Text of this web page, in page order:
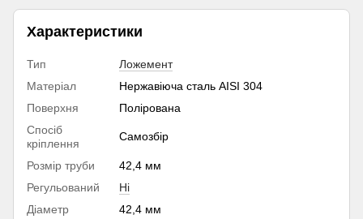
Характеристики
Тип
Ложемент
Матеріал
Нержавіюча сталь AISI 304
Поверхня
Полірована
Спосіб
кріплення
Самозбір
Розмір труби
42,4 мм
Регульований
Ні
Діаметр
42,4 мм